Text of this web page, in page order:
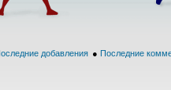
добавления ● Последние